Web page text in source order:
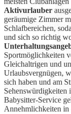
Aktivurlauber
geräumige Zimmer
Schlafbereichen,
und sich so richtig
Sportmöglichkeiten
Gleichaltrigen und
Urlaubsvergnügen,
sich haben und am
Sehenswürdigkeiten
Babysitter-Service
Annehmlichkeiten in